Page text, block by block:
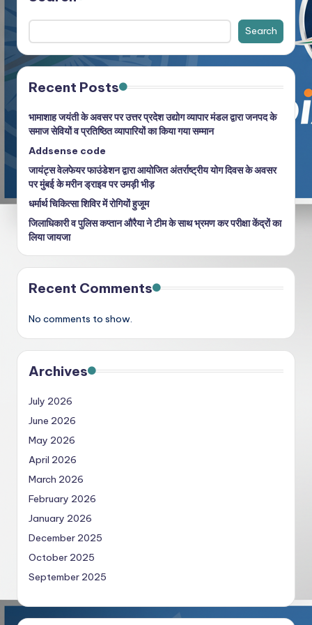
Search
Recent Posts
भामाशाह जयंती के अवसर पर उत्तर प्रदेश उद्योग व्यापार मंडल द्वारा जनपद के
समाज सेवियों व प्रतिष्ठित व्यापारियों का किया गया सम्मान
Addsense code
जायंट्स वेलफेयर फाउंडेशन द्वारा आयोजित अंतर्राष्ट्रीय योग दिवस के अवसर
पर मुंबई के मरीन ड्राइव पर उमड़ी भीड़
धर्मार्थ चिकित्सा शिविर में रोगियों हुजूम
जिलाधिकारी व पुलिस कप्तान औरैया ने टीम के साथ भ्रमण कर परीक्षा केंद्रों का
लिया जायजा
Recent Comments
No comments to show.
Archives
July 2026
June 2026
May 2026
April 2026
March 2026
February 2026
January 2026
December 2025
October 2025
September 2025